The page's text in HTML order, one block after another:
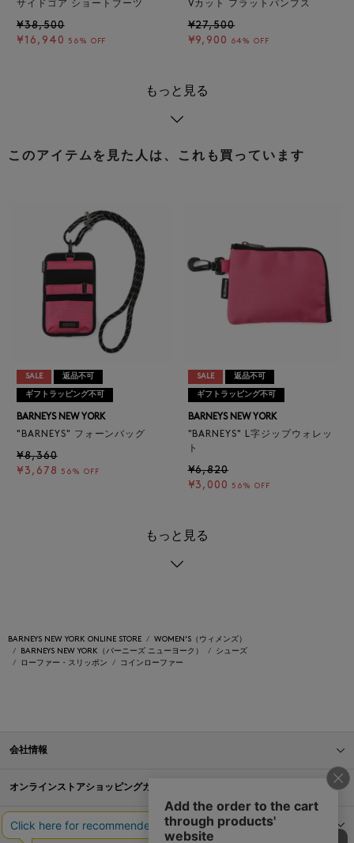
サイドゴア ショートブーツ
¥38,500
¥16,940
56% OFF
Vカット フラットパンプス
¥27,500
¥9,900
64% OFF
もっと見る
このアイテムを見た人は、これも買っています
SALE 返品不可
ギフトラッピング不可
BARNEYS NEW YORK
"BARNEYS" フォーンバッグ
¥8,360
¥3,678
56% OFF
SALE 返品不可
ギフトラッピング不可
BARNEYS NEW YORK
"BARNEYS" L字ジップウォレッ
ト
¥6,820
¥3,000
56% OFF
もっと見る
BARNEYS NEW YORK ONLINE STORE
WOMEN'S（ウィメンズ）
BARNEYS NEW YORK（バーニーズ ニューヨーク）
シューズ
ローファー・スリッポン
コインローファー
会社情報
オンラインストアショッピングガイド
店舗情報